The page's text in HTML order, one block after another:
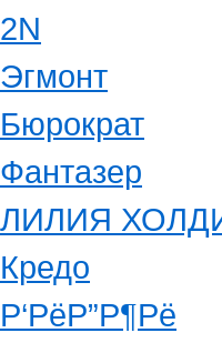
2N
Эгмонт
Бюрократ
Фантазер
ЛИЛИЯ
Кредо
Р‘РёР”Р¶Рё